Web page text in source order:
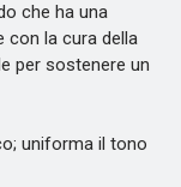
che ha una
con la cura della
per sostenere un
uniforma il tono